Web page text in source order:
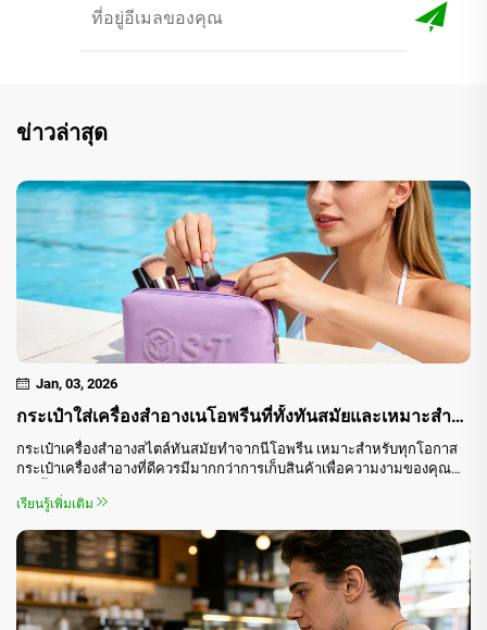
ข่าวล่าสุด
Jan, 03, 2026
กระเป๋าใส่เครื่องสำอางเนโอพรีนที่ทั้งทันสมัยและเหมาะสำหรับทุกโอกาส
กระเป๋าเครื่องสำอางสไตล์ทันสมัยทำจากนีโอพรีน เหมาะสำหรับทุกโอกาส
กระเป๋าเครื่องสำอางที่ดีควรมีมากกว่าการเก็บสินค้าเพื่อความงามของคุณ
ด้วย นี่คือเหตุผลที่กระเป๋าเครื่องสำอางทำจากนีโอพรีนจึงได้รับความนิยม
เพิ่มขึ้นอย่างต่อเนื่อง...
เรียนรู้เพิ่มเติม